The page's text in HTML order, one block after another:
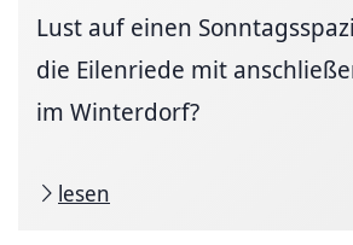
Lust auf einen
die Eilenriede mit
im Winterdorf?
lesen